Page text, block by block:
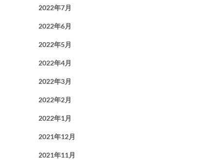
2022年7月
2022年6月
2022年5月
2022年4月
2022年3月
2022年2月
2022年1月
2021年12月
2021年11月